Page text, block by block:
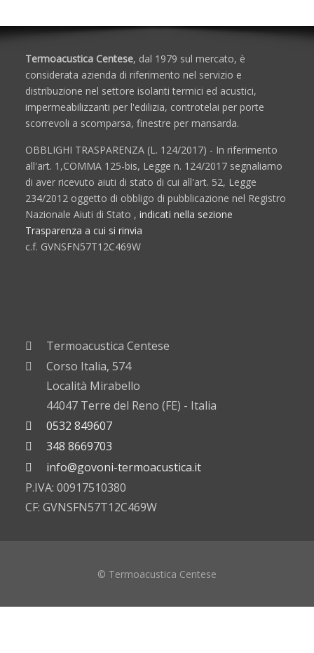
Termoacustica Centese, dal 1979 sul mercato, è
considerata azienda di riferimento nel servizio e
distribuzione nel settore isolanti termici ed acustici,
impermeabilizzanti per l'edilizia, controtelai per porte
scorrevoli a scomparsa, finestre per mansarda.
OBBLIGHI TRASPARENZA (L. 124/2017) - In riferimento
all'art. 1,COMMA 125-bis, Legge n. 124/2017 segnaliamo
di aver ricevuto aiuti di stato di cui all'art. 52, Legge
234/2012 oggetto di obbligo di pubblicazione nel Registro
Nazionale Aiuti di Stato ,indicati nella sezione
Trasparenza a cui si rinvia
c.f. GVNSFN57T12C469W
Termoacustica Centese
Corso Italia, 574
Località Mirabello
44047 Terre del Reno (FE) - Italia
0532 849607
348 8669703
info@govoni-termoacustica.it
P.IVA: 00917510380
CF: GVNSFN57T12C469W
© Termoacustica Centese